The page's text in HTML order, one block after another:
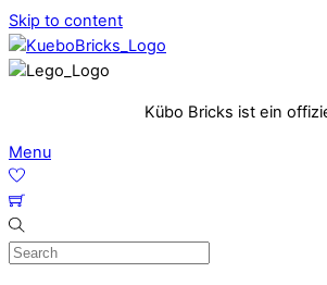
Skip to content
Kübo Bricks ist ein
Menu